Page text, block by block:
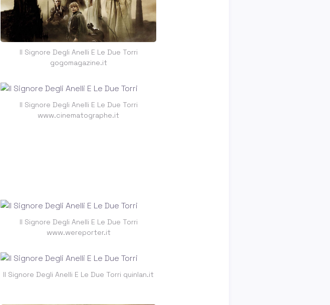
Il Signore Degli Anelli E Le Due Torri
gogomagazine.it
Il Signore Degli Anelli E Le Due Torri
www.cinematographe.it
Il Signore Degli Anelli E Le Due Torri
www.wereporter.it
Il Signore Degli Anelli E Le Due Torri quinlan.it